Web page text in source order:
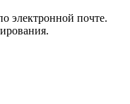
электронной почте.